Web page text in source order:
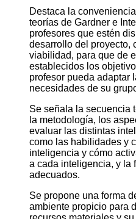
Destaca la
teorías de Gardner e
profesores que estén
desarrollo del proyecto,
viabilidad, para que de
establecidos los
profesor pueda adaptar
necesidades de su
Se señala la secuencia
la metodología, los
evaluar las distintas
como las habilidades y
inteligencia y cómo
a cada inteligencia, y la
adecuados.
Se propone una forma
ambiente propicio para